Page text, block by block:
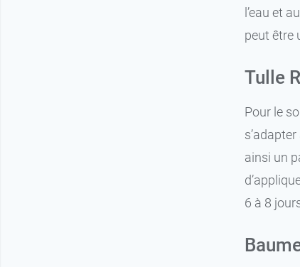
l’eau et
peut être
Tulle
Pour le
ainsi un
6 à 8